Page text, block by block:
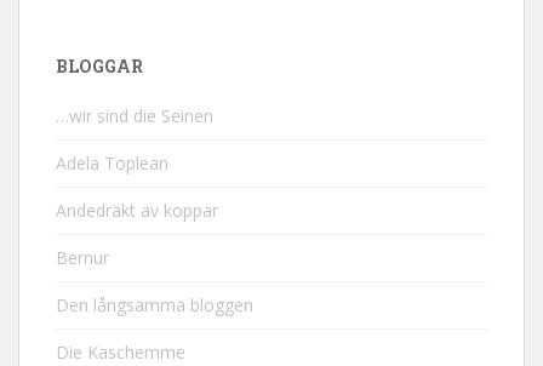
BLOGGAR
…wir sind die Seinen
Adela Toplean
Andedräkt av koppar
Bernur
Den långsamma bloggen
Die Kaschemme